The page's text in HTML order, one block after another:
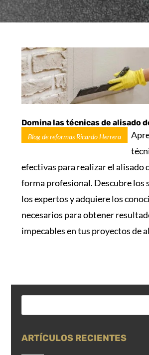
Domina las técnicas de alisado
Blog de reformas Ricardo Herrera
efectivas para realizar el alisado
forma profesional. Descubre los
los expertos y adquiere los
necesarios para obtener
impecables en tus proyectos de
ARTÍCULOS RECIENTES